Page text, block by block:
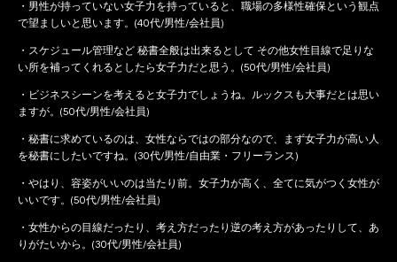
・男性が持っていない女子力を持っていると、職場の多様性確保という観点
で望ましいと思います。(40代/男性/会社員)
・スケジュール管理など 秘書全般は出来るとして その他女性目線で足りな
い所を補ってくれるとしたら女子力だと思う。(50代/男性/会社員)
・ビジネスシーンを考えると女子力でしょうね。ルックスも大事だとは思い
ますが。(50代/男性/会社員)
・秘書に求めているのは、女性ならではの部分なので、まず女子力が高い人
を秘書にしたいですね。(30代/男性/自由業・フリーランス)
・やはり、容姿がいいのは当たり前。女子力が高く、全てに気がつく女性が
いいです。(50代/男性/会社員)
・女性からの目線だったり、考え方だったり逆の考え方があったりして、あ
りがたいから。(30代/男性/会社員)